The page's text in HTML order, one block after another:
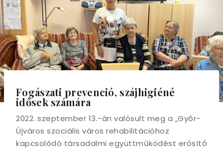
Fogászati prevenció, szájhigiéné
idősek számára
2022. szeptember 13.-án valósult meg a „Győr-
Újváros szociális város rehabilitációhoz
kapcsolódó társadalmi együttműködést erősítő